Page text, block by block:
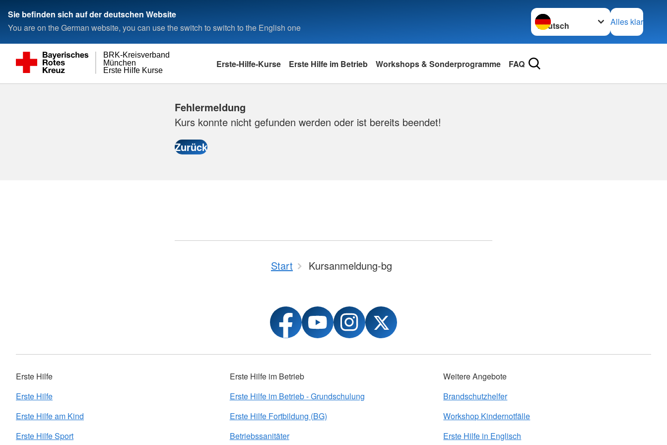
Sie befinden sich auf der deutschen Website
You are on the German website, you can use the switch to switch to the English one
Sprache wechseln zu
Alles klar
Erste Hilfe Kurse
München
BRK-Kreisverband
Erste-Hilfe-Kurse Erste Hilfe im Betrieb Workshops & Sonderprogramme FAQ
Fehlermeldung
Kurs konnte nicht gefunden werden oder ist bereits beendet!
Start Kursanmeldung-bg
Erste Hilfe
Erste Hilfe
Erste Hilfe am Kind
Erste Hilfe Sport
Erste Hilfe im Betrieb
Erste Hilfe im Betrieb - Grundschulung
Erste Hilfe Fortbildung (BG)
Betriebssanitäter
Weitere Angebote
Brandschutzhelfer
Workshop Kindernotfälle
Erste Hilfe in Englisch